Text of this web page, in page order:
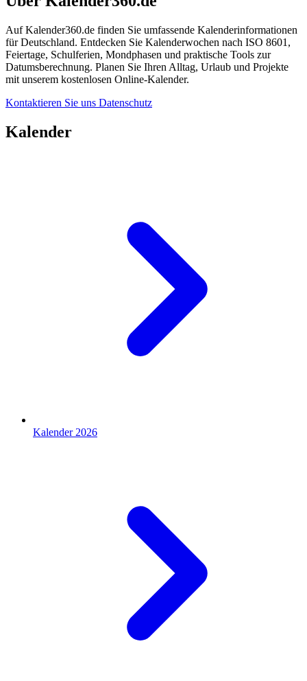
Auf Kalender360.de finden Sie umfassende Kalenderinformationen
für Deutschland. Entdecken Sie Kalenderwochen nach ISO 8601,
Feiertage, Schulferien, Mondphasen und praktische Tools zur
Datumsberechnung. Planen Sie Ihren Alltag, Urlaub und Projekte
mit unserem kostenlosen Online-Kalender.
Kontaktieren Sie uns Datenschutz
Kalender
Kalender 2026